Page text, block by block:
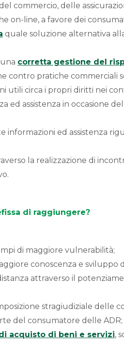
commercio, delle
on-line, a favore dei
quale soluzione alternativa
corretta gestione del
contro pratiche commerciali
utili circa i propri diritti nei
ed assistenza in occasione
ed assistenza
la realizzazione di
di raggiungere?
di maggiore vulnerabilità;
conoscenza e sviluppo
attraverso il
stragiudiziale delle
del consumatore delle ADR;
acquisto di beni e servizi,